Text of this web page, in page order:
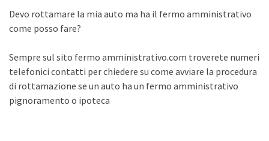
Devo rottamare la mia auto ma ha il fermo amministrativo
come posso fare?
Sempre sul sito fermo amministrativo.com troverete numeri
telefonici contatti per chiedere su come avviare la procedura
di rottamazione se un auto ha un fermo amministrativo
pignoramento o ipoteca